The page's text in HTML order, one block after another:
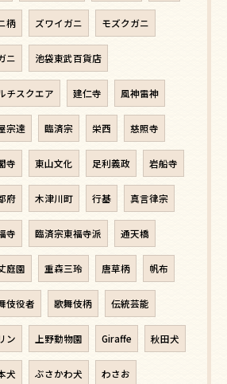
柄 ズワイガニ モズクガニ
ニ 池袋東武百貨店
チスクエア 建仁寺 風神雷神
宗達 臨済宗 栄西 慈照寺
寺 東山文化 足利義政 岩船寺
府 木津川町 行基 真言律宗
寺 臨済宗東福寺派 通天橋
庭園 重森三玲 唐草柄 帆布
伎役者 歌舞伎柄 伝統芸能
ン 上野動物園 Giraffe 秋田犬
犬 ぶさかわ犬 わさお